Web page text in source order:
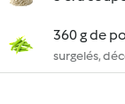
360 g de
surgelés,